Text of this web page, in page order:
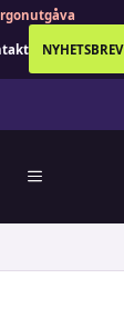
NYHETSBREV
MENY